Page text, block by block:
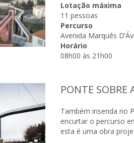
Lotação máxima
11 pessoas
Percurso
Avenida Marquês
Horário
08h00 às 21h00
PONTE SOBRE
Também inserida no
encurtar o percurso
esta é uma obra